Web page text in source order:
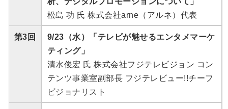
松島 功 氏 株式会社arne（アルネ）代表
第3回
9/23（水）「テレビが魅せるエンタメマーケ
ティング」
清水俊宏 氏 株式会社フジテレビジョン コン
テンツ事業室副部長 フジテレビュー!!チーフ
ビジョナリスト